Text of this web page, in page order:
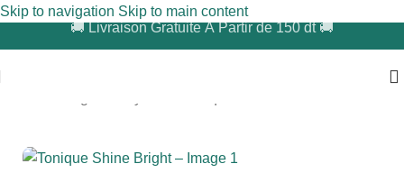
Skip to navigation Skip to main content
​🚚 Livraison Gratuite À Partir de 150 dt 🚚